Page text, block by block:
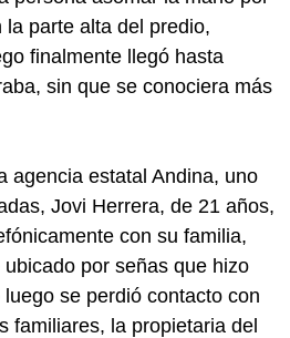
parte alta del predio,
finalmente llegó hasta
sin que se conociera más
agencia estatal Andina, uno
Jovi Herrera, de 21 años,
con su familia,
por señas que hizo
se perdió contacto con
familiares, la propietaria del